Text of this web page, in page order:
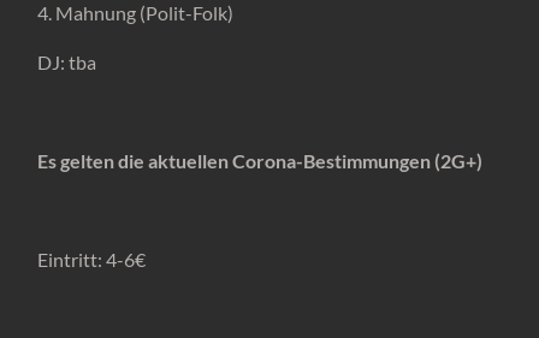
4. Mahnung (Polit-Folk)
DJ: tba
Es gelten die aktuellen Corona-Bestimmungen (2G+)
Eintritt: 4-6€